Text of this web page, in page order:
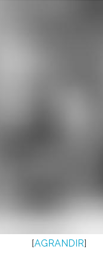
[AGRANDIR]